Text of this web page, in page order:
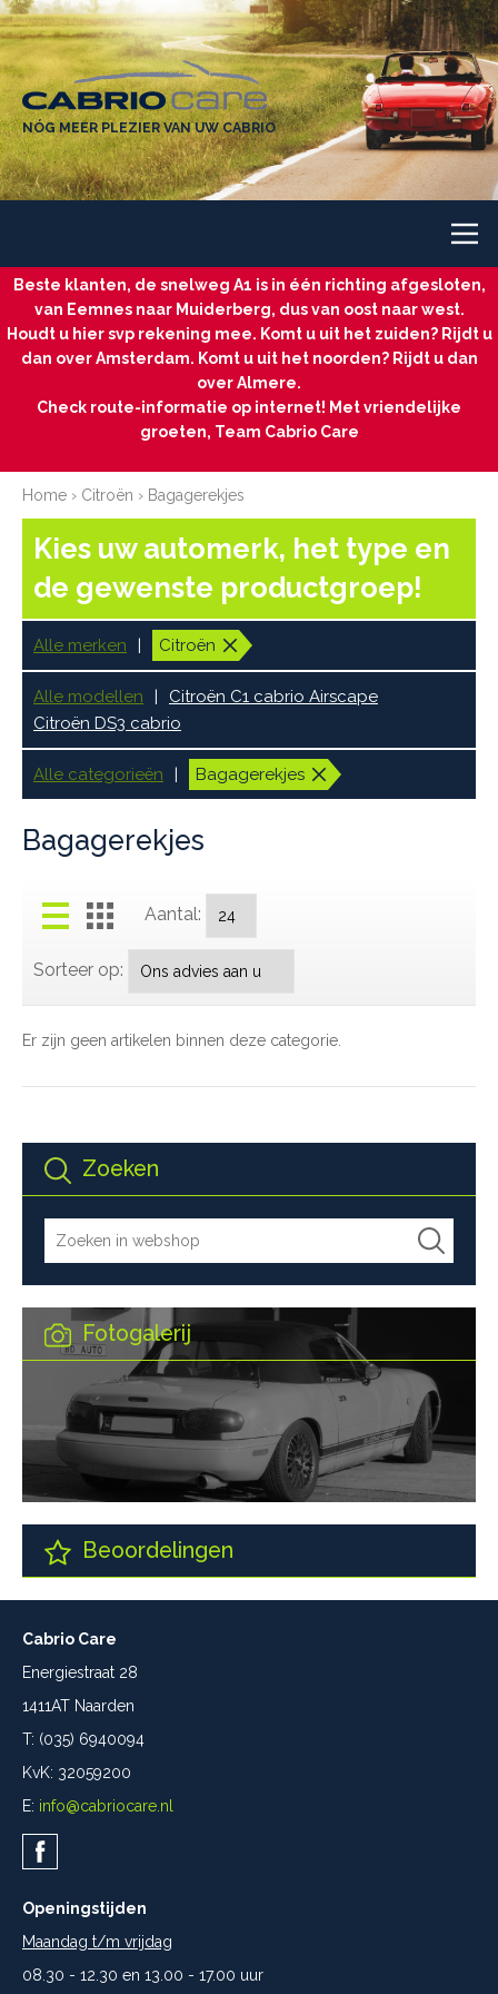
NÓG MEER PLEZIER VAN UW CABRIO
Beste klanten, de snelweg A1 is in één richting afgesloten,
van Eemnes naar Muiderberg, dus van oost naar west.
Houdt u hier svp rekening mee. Komt u uit het zuiden? Rijdt u
dan over Amsterdam. Komt u uit het noorden? Rijdt u dan
over Almere.
Check route-informatie op internet! Met vriendelijke
groeten, Team Cabrio Care
Home › Citroën › Bagagerekjes
Zoeken
Fotogalerij
Beoordelingen
Kies uw automerk, het type en
de gewenste productgroep!
Alle merken Citroën
Alle modellen
Citroën C1 cabrio Airscape
Citroën DS3 cabrio
Alle categorieën Bagagerekjes
Bagagerekjes
Aantal:
Sorteer op:
Er zijn geen artikelen binnen deze categorie.
Cabrio Care
Energiestraat 28
1411AT Naarden
T: (035) 6940094
KvK: 32059200
E: info@cabriocare.nl
Openingstijden
Maandag t/m vrijdag
08.30 - 12.30 en 13.00 - 17.00 uur